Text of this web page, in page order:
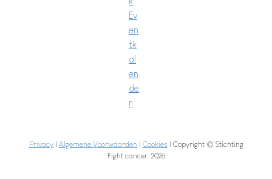
Ev
en
tk
al
en
de
r
Privacy| Algemene Voorwaarden | Cookies | Copyright © Stichting
Fight cancer. 2026